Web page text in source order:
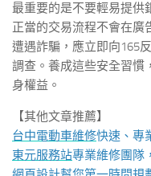
最重要的是不要輕易提供
正當的交易流程不會在廣
遭遇詐騙，應立即向165
調查。養成這些安全習慣
身權益。
【其他文章推薦】
台中電動車維修快速、專
東元服務站專業維修團隊